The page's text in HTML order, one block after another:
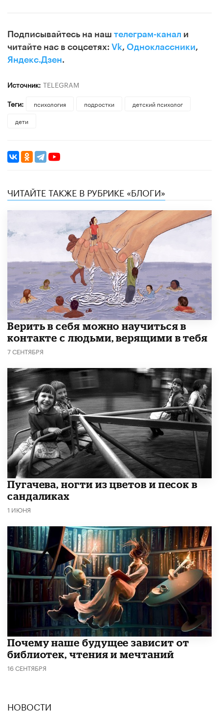
Подписывайтесь на наш телеграм-канал и
читайте нас в соцсетях: Vk, Одноклассники,
Яндекс.Дзен.
Источник: TELEGRAM
Теги:
психология подростки
детский психолог
дети
ЧИТАЙТЕ ТАКЖЕ В РУБРИКЕ «БЛОГИ»
Верить в себя можно научиться в
контакте с людьми, верящими в тебя
7 СЕНТЯБРЯ
​Пугачева, ногти из цветов и песок в
сандаликах
1 ИЮНЯ
Почему наше будущее зависит от
библиотек, чтения и мечтаний
16 СЕНТЯБРЯ
НОВОСТИ